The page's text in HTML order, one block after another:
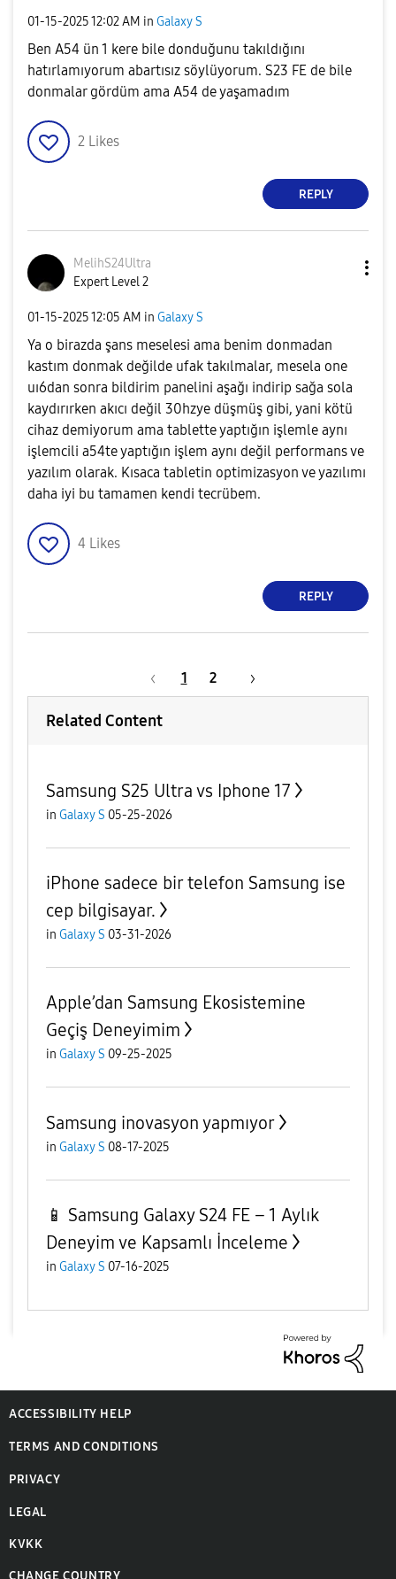
‎01-15-202512:02 AM in Galaxy S
Ben A54 ün 1 kere bile donduğunu takıldığını
hatırlamıyorum abartısız söylüyorum. S23 FE de bile
donmalar gördüm ama A54 de yaşamadım
2 Likes
REPLY
MelihS24Ultra
Expert Level 2
‎01-15-202512:05 AM in Galaxy S
Ya o birazda şans meselesi ama benim donmadan
kastım donmak değilde ufak takılmalar, mesela one
uı6dan sonra bildirim panelini aşağı indirip sağa sola
kaydırırken akıcı değil 30hzye düşmüş gibi, yani kötü
cihaz demiyorum ama tablette yaptığın işlemle aynı
işlemcili a54te yaptığın işlem aynı değil performans ve
yazılım olarak. Kısaca tabletin optimizasyon ve yazılımı
daha iyi bu tamamen kendi tecrübem.
4 Likes
REPLY
1 2
Related Content
Samsung S25 Ultra vs Iphone 17
in Galaxy S 05-25-2026
iPhone sadece bir telefon Samsung ise
cep bilgisayar.
in Galaxy S 03-31-2026
Apple’dan Samsung Ekosistemine
Geçiş Deneyimim
in Galaxy S 09-25-2025
Samsung inovasyon yapmıyor
in Galaxy S 08-17-2025
📱 Samsung Galaxy S24 FE – 1 Aylık
Deneyim ve Kapsamlı İnceleme
in Galaxy S 07-16-2025
ACCESSIBILITY HELP
TERMS AND CONDITIONS
PRIVACY
LEGAL
KVKK
CHANGE COUNTRY